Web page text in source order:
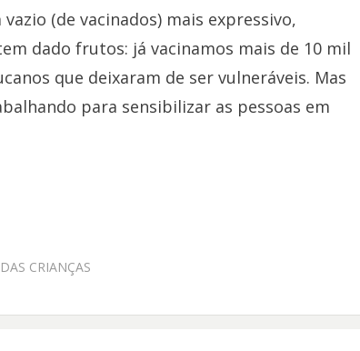
(de vacinados) mais expressivo,
dado frutos: já vacinamos mais de 10 mil
que deixaram de ser vulneráveis. Mas
para sensibilizar as pessoas em
CRIANÇAS